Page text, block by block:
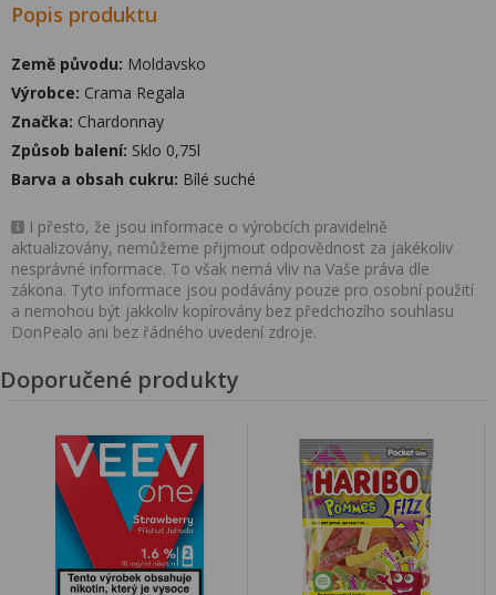
Popis produktu
Země původu: Moldavsko
Výrobce: Crama Regala
Značka: Chardonnay
Způsob balení: Sklo 0,75l
Barva a obsah cukru: Bílé suché
I přesto, že jsou informace o výrobcích pravidelně
aktualizovány, nemůžeme přijmout odpovědnost za jakékoliv
nesprávné informace. To však nemá vliv na Vaše práva dle
zákona. Tyto informace jsou podávány pouze pro osobní použití
a nemohou být jakkoliv kopírovány bez předchozího souhlasu
DonPealo ani bez řádného uvedení zdroje.
Doporučené produkty